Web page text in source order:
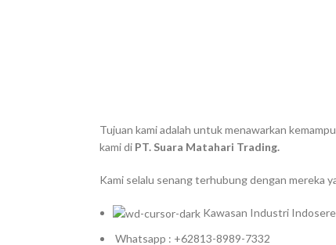
Tujuan kami adalah untuk menawarkan
kami di PT. Suara Matahari Trading.
Kami selalu senang terhubung dengan mereka
Kawasan Industri
Whatsapp : +62813-8989-7332